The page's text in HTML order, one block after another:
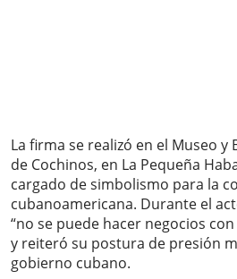
La firma se realizó en el Museo y
de Cochinos, en La Pequeña
cargado de simbolismo para la
cubanoamericana. Durante el
“no se puede hacer negocios
y reiteró su postura de presión
gobierno cubano.